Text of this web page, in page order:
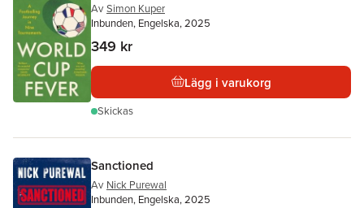
Av Simon Kuper
Inbunden, Engelska, 2025
349 kr
Lägg i varukorg
Skickas
Sanctioned
Av Nick Purewal
Inbunden, Engelska, 2025